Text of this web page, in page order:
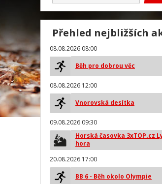
Přehled nejbližších
08.08.2026 08:00
Běh pro dobrou věc
08.08.2026 12:00
Vnorovská desítka
09.08.2026 09:30
Horská časovka 3xTOP.cz
hora
20.08.2026 17:00
BB 6 - Běh okolo Olympie